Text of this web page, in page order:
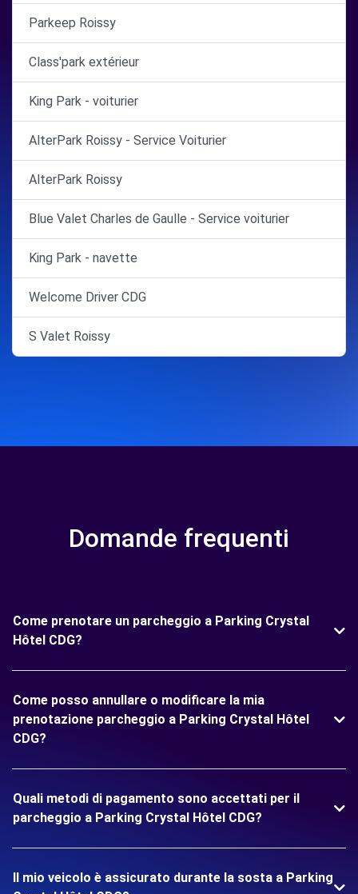
Parkeep Roissy
Class'park extérieur
King Park - voiturier
AlterPark Roissy - Service Voiturier
AlterPark Roissy
Blue Valet Charles de Gaulle - Service voiturier
King Park - navette
Welcome Driver CDG
S Valet Roissy
Domande frequenti
Come prenotare un parcheggio a Parking Crystal
Hôtel CDG?
Come posso annullare o modificare la mia
prenotazione parcheggio a Parking Crystal Hôtel
CDG?
Quali metodi di pagamento sono accettati per il
parcheggio a Parking Crystal Hôtel CDG?
Il mio veicolo è assicurato durante la sosta a Parking